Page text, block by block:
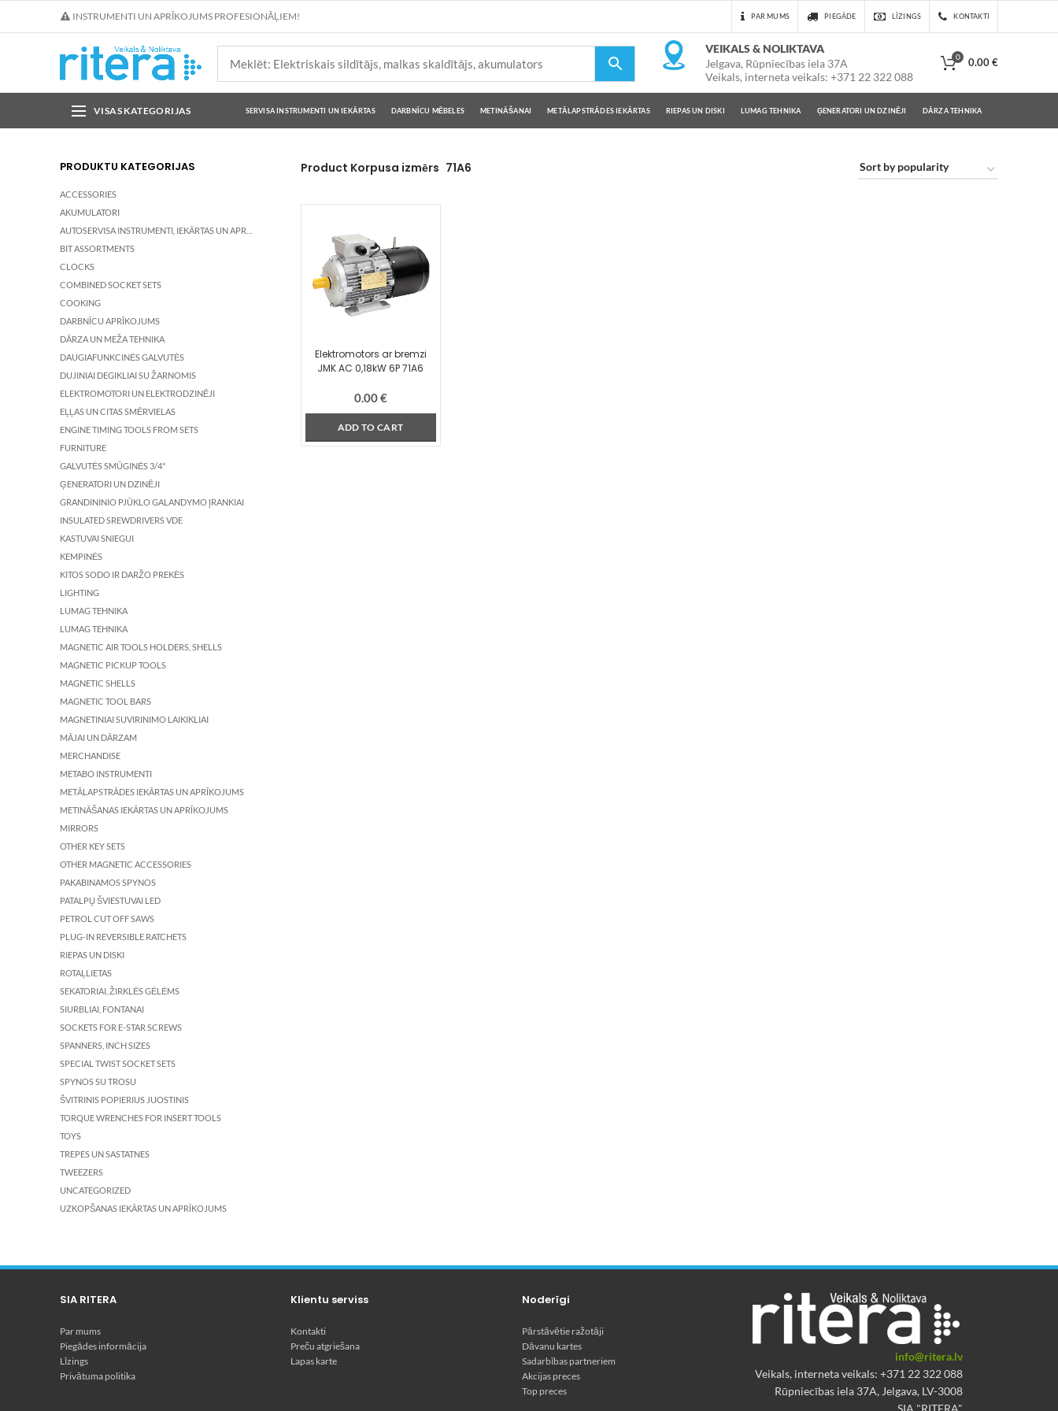
INSTRUMENTI UN APRĪKOJUMS PROFESIONĀĻIEM! PAR MUMS PIEGĀDE LĪZINGS KONTAKTI
VEIKALS & NOLIKTAVA
Jelgava, Rūpniecības iela 37A
Veikals, interneta veikals: +371 22 322 088
0 0.00€
VISAS KATEGORIJAS SERVISA INSTRUMENTI UN IEKĀRTAS DARBNĪCU MĒBELES METINĀŠANAI METĀLAPSTRĀDES IEKĀRTAS RIEPAS UN DISKI LUMAG TEHNIKA ĢENERATORI UN DZINĒJI DĀRZA TEHNIKA
Product Korpusa izmērs 71A6
Elektromotors ar bremzi
JMK AC 0,18kW 6P 71A6
0.00€
ADD TO CART
PRODUKTU KATEGORIJAS
ACCESSORIES
AKUMULATORI
BIT ASSORTMENTS
CLOCKS
COMBINED SOCKET SETS
COOKING
DARBNĪCU APRĪKOJUMS
DĀRZA UN MEŽA TEHNIKA
DAUGIAFUNKCINĖS GALVUTĖS
DUJINIAI DEGIKLIAI SU ŽARNOMIS
ELEKTROMOTORI UN ELEKTRODZINĒJI
EĻĻAS UN CITAS SMĒRVIELAS
ENGINE TIMING TOOLS FROM SETS
FURNITURE
GALVUTĖS SMŪGINĖS 3/4"
ĢENERATORI UN DZINĒJI
GRANDININIO PJŪKLO GALANDYMO ĮRANKIAI
INSULATED SREWDRIVERS VDE
KASTUVAI SNIEGUI
KEMPINĖS
KITOS SODO IR DARŽO PREKĖS
LIGHTING
LUMAG TEHNIKA
LUMAG TEHNIKA
MAGNETIC AIR TOOLS HOLDERS, SHELLS
MAGNETIC PICKUP TOOLS
MAGNETIC SHELLS
MAGNETIC TOOL BARS
MAGNETINIAI SUVIRINIMO LAIKIKLIAI
MĀJAI UN DĀRZAM
MERCHANDISE
METABO INSTRUMENTI
METĀLAPSTRĀDES IEKĀRTAS UN APRĪKOJUMS
METINĀŠANAS IEKĀRTAS UN APRĪKOJUMS
MIRRORS
OTHER KEY SETS
OTHER MAGNETIC ACCESSORIES
PAKABINAMOS SPYNOS
PATALPŲ ŠVIESTUVAI LED
PETROL CUT OFF SAWS
PLUG-IN REVERSIBLE RATCHETS
RIEPAS UN DISKI
ROTAĻLIETAS
SEKATORIAI, ŽIRKLĖS GĖLĖMS
SIURBLIAI, FONTANAI
SOCKETS FOR E-STAR SCREWS
SPANNERS, INCH SIZES
SPECIAL TWIST SOCKET SETS
SPYNOS SU TROSU
ŠVITRINIS POPIERIUS JUOSTINIS
TORQUE WRENCHES FOR INSERT TOOLS
TOYS
TREPES UN SASTATNES
TWEEZERS
UNCATEGORIZED
UZKOPŠANAS IEKĀRTAS UN APRĪKOJUMS
SIA RITERA
Par mums
Piegādes informācija
Līzings
Privātuma politika
Klientu serviss
Kontakti
Preču atgriešana
Lapas karte
Noderīgi
Pārstāvētie ražotāji
Dāvanu kartes
Sadarbības partneriem
Akcijas preces
Top preces
info@ritera.lv
Veikals, interneta veikals: +371 22 322 088
Rūpniecības iela 37A, Jelgava, LV-3008
SIA "RITERA"